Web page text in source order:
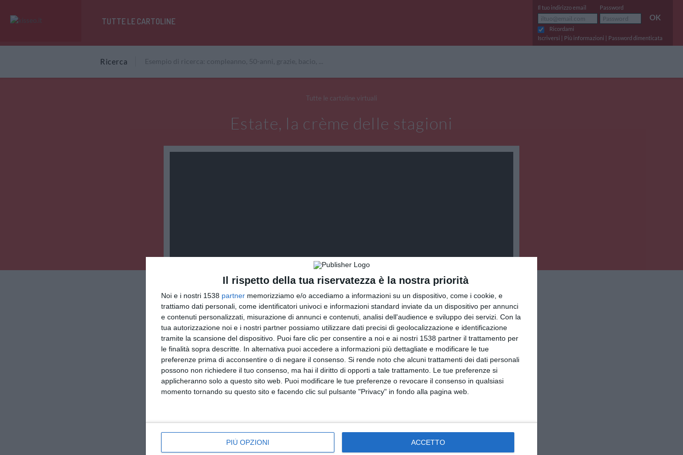
Il rispetto della tua riservatezza è la nostra priorità
Noi e i nostri 1538 partner memorizziamo e/o accediamo a informazioni su un dispositivo, come i cookie, e
trattiamo dati personali, come identificatori univoci e informazioni standard inviate da un dispositivo per annunci
e contenuti personalizzati, misurazione di annunci e contenuti, analisi dell'audience e sviluppo dei servizi. Con la
tua autorizzazione noi e i nostri partner possiamo utilizzare dati precisi di geolocalizzazione e identificazione
tramite la scansione del dispositivo. Puoi fare clic per consentire a noi e ai nostri 1538 partner il trattamento per
le finalità sopra descritte. In alternativa puoi accedere a informazioni più dettagliate e modificare le tue
preferenze prima di acconsentire o di negare il consenso. Si rende noto che alcuni trattamenti dei dati personali
possono non richiedere il tuo consenso, ma hai il diritto di opporti a tale trattamento. Le tue preferenze si
applicheranno solo a questo sito web. Puoi modificare le tue preferenze o revocare il consenso in qualsiasi
momento tornando su questo sito e facendo clic sul pulsante "Privacy" in fondo alla pagina web.
PIÙ OPZIONI ACCETTO
TUTTE LE CARTOLINE
Il tuo indirizzo email Password
OK
Ricordami
Iscriversi | Più informazioni | Password dimenticata
Ricerca
Tutte le cartoline virtuali
Estate, la crème delle stagioni
INVIA QUESTA CARTOLINA
via Email(GRATUITO)
CONDIVIDI QUESTA CARTOLINA